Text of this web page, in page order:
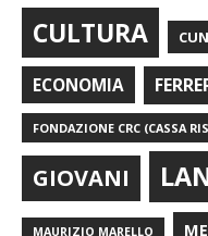
CULTURA
ECONOMIA
FONDAZIONE CRC (CASSA
GIOVANI
MAURIZIO MARELLO